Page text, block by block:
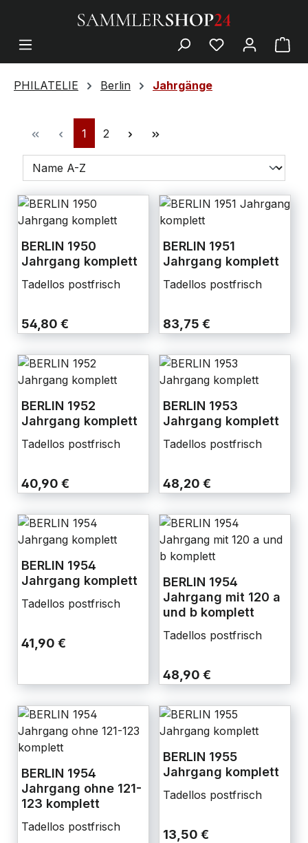
PHILATELIE Berlin Jahrgänge
1 2
BERLIN 1950
Jahrgang komplett
Tadellos postfrisch
54,80 €
BERLIN 1951
Jahrgang komplett
Tadellos postfrisch
83,75 €
BERLIN 1952
Jahrgang komplett
Tadellos postfrisch
40,90 €
BERLIN 1953
Jahrgang komplett
Tadellos postfrisch
48,20 €
BERLIN 1954
Jahrgang komplett
Tadellos postfrisch
41,90 €
BERLIN 1954
Jahrgang mit 120 a
und b komplett
Tadellos postfrisch
48,90 €
BERLIN 1954
Jahrgang ohne 121-
123 komplett
Tadellos postfrisch
BERLIN 1955
Jahrgang komplett
Tadellos postfrisch
13,50 €